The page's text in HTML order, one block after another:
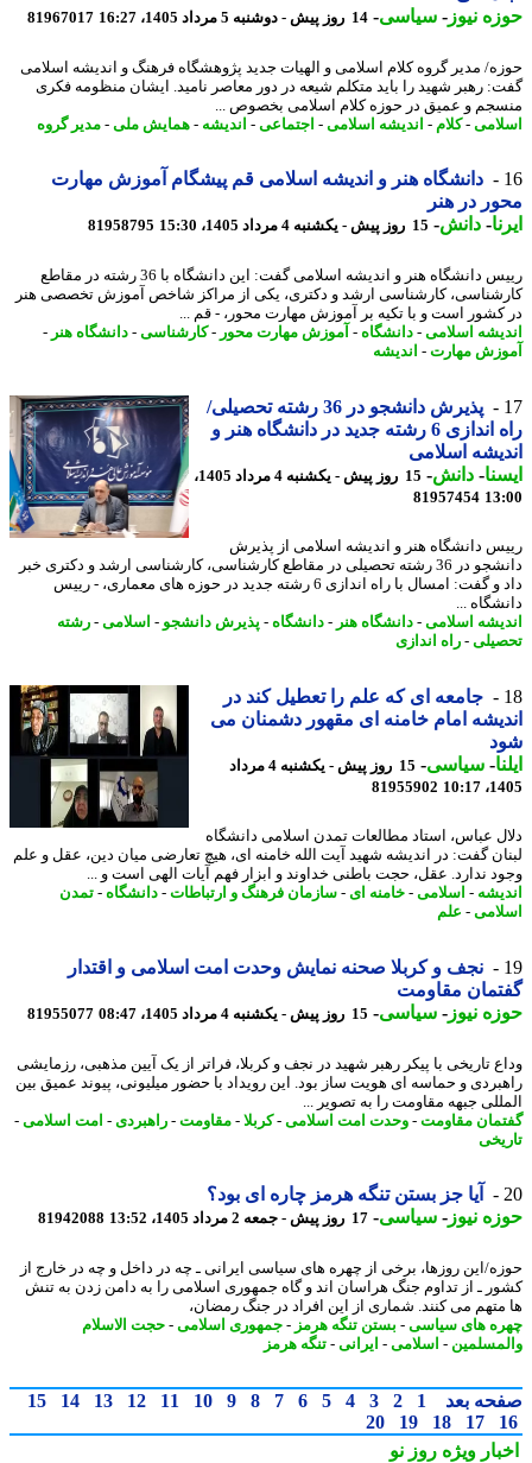
نیوز-سیاسی-14 روز پیش - دوشنبه 5 مرداد 1405، 16:27 81967017
مدیر گروه کلام اسلامی و الهیات جدید پژوهشگاه فرهنگ و اندیشه اسلامی
رهبر شهید را باید متکلم شیعه در دور معاصر نامید. ایشان منظومه فکری
و عمیق در حوزه کلام اسلامی بخصوص ...
-کلام-اندیشه اسلامی-اجتماعی-اندیشه-همایش ملی -مدیر گروه
دانشگاه هنر و اندیشه اسلامی قم پیشگام آموزش مهارت
در هنر
-دانش -15 روز پیش - یکشنبه 4 مرداد 1405، 15:30 81958795
رییس دانشگاه هنر و اندیشه اسلامی گفت: این دانشگاه با 36 رشته در مقاطع
کارشناسی ارشد و دکتری، یکی از مراکز شاخص آموزش تخصصی هنر
است و با تکیه بر آموزش مهارت محور، - قم ...
اسلامی-دانشگاه-آموزش مهارت محور-کارشناسی-دانشگاه هنر-
مهارت- اندیشه
پذیرش دانشجو در 36 رشته تحصیلی/
راه اندازی 6 رشته جدید در دانشگاه هنر و
اسلامی
-دانش -
15 روز پیش - یکشنبه 4 مرداد 1405،
81957454
دانشگاه هنر و اندیشه اسلامی از پذیرش
دانشجو در 36 رشته تحصیلی در مقاطع کارشناسی، کارشناسی ارشد و دکتری خبر
داد و گفت: امسال با راه اندازی 6 رشته جدید در حوزه های معماری، - رییس
...
اسلامی-دانشگاه هنر-دانشگاه-پذیرش دانشجو-اسلامی-رشته
-راه اندازی
جامعه ای که علم را تعطیل کند در
امام خامنه ای مقهور دشمنان می
-سیاسی-
15 روز پیش - یکشنبه 4 مرداد
81955902
عباس، استاد مطالعات تمدن اسلامی دانشگاه
گفت: در اندیشه شهید آیت الله خامنه ای، هیچ تعارضی میان دین، عقل و علم
ندارد. عقل، حجت باطنی خداوند و ابزار فهم آیات الهی است و ...
-اسلامی-خامنه ای- سازمان فرهنگ و ارتباطات-دانشگاه-تمدن
-علم
نجف و کربلا صحنه نمایش وحدت امت اسلامی و اقتدار
مقاومت
نیوز-سیاسی-15 روز پیش - یکشنبه 4 مرداد 1405، 08:47 81955077
تاریخی با پیکر رهبر شهید در نجف و کربلا، فراتر از یک آیین مذهبی، رزمایشی
و حماسه ای هویت ساز بود. این رویداد با حضور میلیونی، پیوند عمیق بین
جبهه مقاومت را به تصویر ...
مقاومت-وحدت امت اسلامی-کربلا- مقاومت-راهبردی-امت اسلامی-
آیا جز بستن تنگه هرمز چاره ای بود؟
نیوز-سیاسی-17 روز پیش - جمعه 2 مرداد 1405، 13:52 81942088
این روزها، برخی از چهره های سیاسی ایرانی ـ چه در داخل و چه در خارج از
ـ از تداوم جنگ هراسان اند و گاه جمهوری اسلامی را به دامن زدن به تنش
می کنند. شماری از این افراد در جنگ رمضان،
های سیاسی-بستن تنگه هرمز- جمهوری اسلامی-حجت الاسلام
-اسلامی-ایرانی- تنگه هرمز
بعد 1
2
3
4
5
6
7
8
9
10
11
12
13
14
15
17
18
19
20
ویژهروز نو